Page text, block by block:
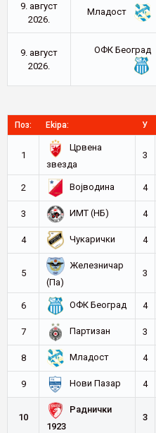
9. август
2026.
Младост
9. август
2026.
ОФК Београд
Поз: Ekipa: У
1
Црвена
звезда
3
2 Војводина 4
3 ИМТ (НБ) 4
4 Чукарички 4
5
Железничар
(Па)
3
6 ОФК Београд 4
7 Партизан 3
8 Младост 4
9 Нови Пазар 4
10
Раднички
1923
3